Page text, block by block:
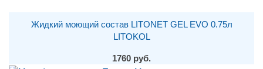
Жидкий моющий состав LITONET GEL EVO 0.75л
LITOKOL
1760 руб.